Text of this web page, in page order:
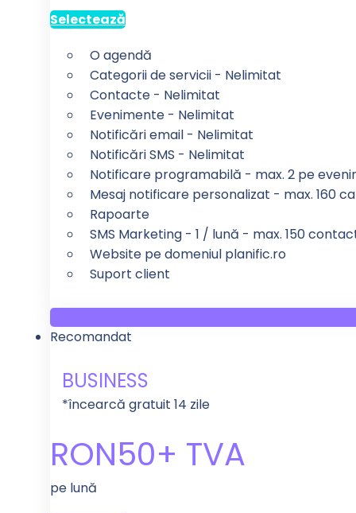
Selectează
O agendă
Categorii de servicii - Nelimitat
Contacte - Nelimitat
Evenimente - Nelimitat
Notificări email - Nelimitat
Notificări SMS - Nelimitat
Notificare programabilă - max. 2 pe
Mesaj notificare personalizat - max. 160
Rapoarte
SMS Marketing - 1 / lună - max. 150
Website pe domeniul planific.ro
Suport client
Recomandat
BUSINESS
*încearcă gratuit 14 zile
RON50+ TVA
pe lună